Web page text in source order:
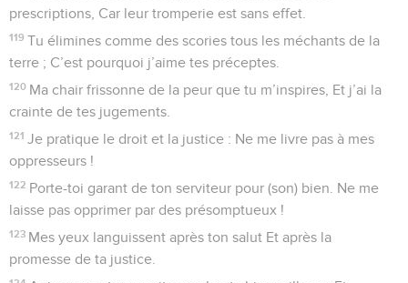
prescriptions, Car leur tromperie est sans effet.
119 Tu élimines comme des scories tous les méchants de la
terre ; C’est pourquoi j’aime tes préceptes.
120 Ma chair frissonne de la peur que tu m’inspires, Et j’ai la
crainte de tes jugements.
121 Je pratique le droit et la justice : Ne me livre pas à mes
oppresseurs !
122 Porte-toi garant de ton serviteur pour (son) bien. Ne me
laisse pas opprimer par des présomptueux !
123 Mes yeux languissent après ton salut Et après la
promesse de ta justice.